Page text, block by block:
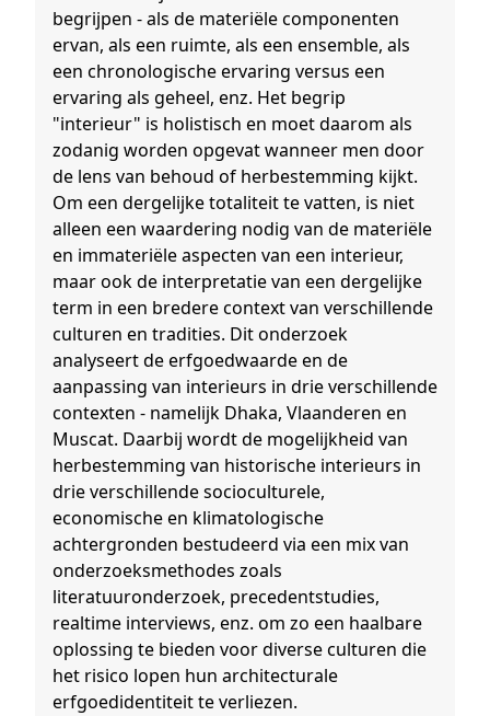
begrijpen - als de materiële componenten
ervan, als een ruimte, als een ensemble, als
een chronologische ervaring versus een
ervaring als geheel, enz. Het begrip
"interieur" is holistisch en moet daarom als
zodanig worden opgevat wanneer men door
de lens van behoud of herbestemming kijkt.
Om een dergelijke totaliteit te vatten, is niet
alleen een waardering nodig van de materiële
en immateriële aspecten van een interieur,
maar ook de interpretatie van een dergelijke
term in een bredere context van verschillende
culturen en tradities. Dit onderzoek
analyseert de erfgoedwaarde en de
aanpassing van interieurs in drie verschillende
contexten - namelijk Dhaka, Vlaanderen en
Muscat. Daarbij wordt de mogelijkheid van
herbestemming van historische interieurs in
drie verschillende socioculturele,
economische en klimatologische
achtergronden bestudeerd via een mix van
onderzoeksmethodes zoals
literatuuronderzoek, precedentstudies,
realtime interviews, enz. om zo een haalbare
oplossing te bieden voor diverse culturen die
het risico lopen hun architecturale
erfgoedidentiteit te verliezen.